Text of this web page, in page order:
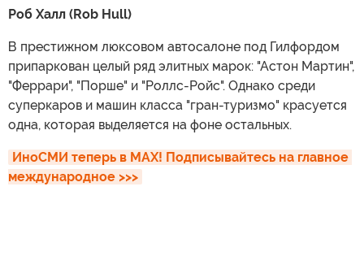
Роб Халл (Rob Hull)
В престижном люксовом автосалоне под Гилфордом
припаркован целый ряд элитных марок: "Астон Мартин",
"Феррари", "Порше" и "Роллс-Ройс". Однако среди
суперкаров и машин класса "гран-туризмо" красуется
одна, которая выделяется на фоне остальных.
ИноСМИ теперь в MAX! Подписывайтесь на главное
международное >>>